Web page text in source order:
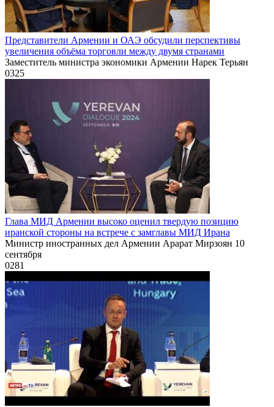
Представители Армении и ОАЭ обсудили перспективы
увеличения объёма торговли между двумя странами
Заместитель министра экономики Армении Нарек Терьян
0325
Глава МИД Армении высоко оценил твердую позицию
иранской стороны на встрече с замглавы МИД Ирана
Министр иностранных дел Армении Арарат Мирзоян 10
сентября
0281